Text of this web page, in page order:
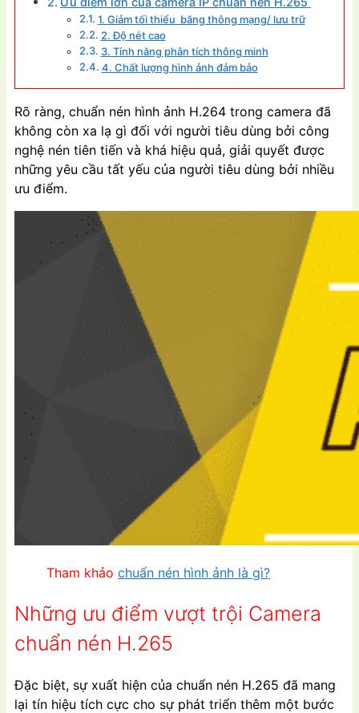
1. Giảm tối thiểu băng thông mạng/ lưu trữ
2. Độ nét cao
3. Tính năng phân tích thông minh
4. Chất lượng hình ảnh đảm bảo
Rõ ràng, chuẩn nén hình ảnh H.264 trong camera đã
không còn xa lạ gì đối với người tiêu dùng bởi công
nghệ nén tiên tiến và khá hiệu quả, giải quyết được
những yêu cầu tất yếu của người tiêu dùng bởi nhiều
ưu điểm.
Tham khảo chuẩn nén hình ảnh là gì?
Những ưu điểm vượt trội Camera
chuẩn nén H.265
Đặc biệt, sự xuất hiện của chuẩn nén H.265 đã mang
lại tín hiệu tích cực cho sự phát triển thêm một bước